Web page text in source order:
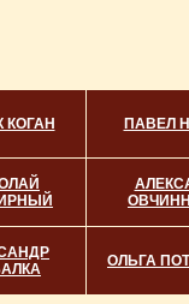
КОГАН ПАВЕЛ
ОЛЬГА